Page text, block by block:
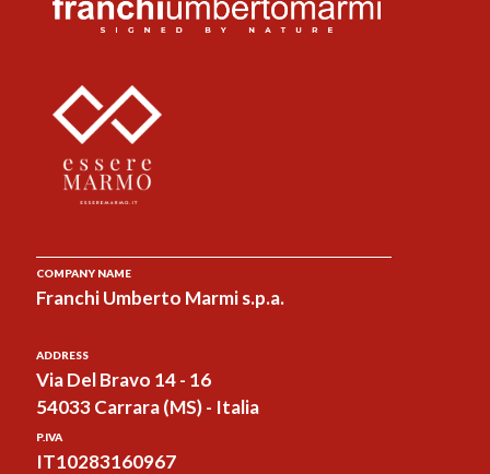
COMPANY NAME
Franchi Umberto Marmi s.p.a.
ADDRESS
Via Del Bravo 14 - 16
54033 Carrara (MS) - Italia
P.IVA
IT10283160967